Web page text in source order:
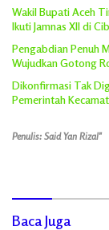
Wakil Bupati Aceh
Ikuti Jamnas XII di
Pengabdian Penuh
Wujudkan Gotong
Dikonfirmasi Tak
Pemerintah
Penulis: Said Yan Rizal"
Baca Juga